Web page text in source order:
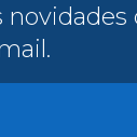
novidades